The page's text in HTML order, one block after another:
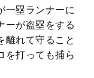
一塁ランナーに
ーが盗塁をする
離れて守ること
を打っても捕ら